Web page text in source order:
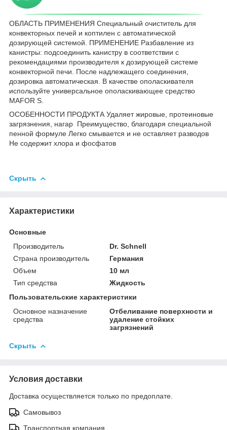
ОБЛАСТЬ ПРИМЕНЕНИЯ Специальный очиститель для
конвекторных печей и коптилен с автоматической
дозирующей системой. ПРИМЕНЕНИЕ Разбавление из
канистры: подсоединить канистру в соответствии с
рекомендациями производителя к дозирующей системе
конвекторной печи. После надлежащего соединения,
дозировка автоматическая. В качестве ополаскивателя
используйте универсальное ополаскивающее средство
MAFOR S.
ОСОБЕННОСТИ ПРОДУКТА Удаляет жировые, протеиновые
загрязнения, нагар Преимущество, благодаря специальной
пенной формуле Легко смывается и не оставляет разводов
Не содержит хлора и фосфатов
Скрыть
Характеристики
Основные
Производитель
Dr. Schnell
Страна производитель
Германия
Объем
10 мл
Тип средства
Жидкость
Пользовательские характеристики
Основное назначение
средства
Отбеливание поверхности и
удаление стойких
загрязнений
Скрыть
Условия доставки
Доставка осуществляется только по предоплате.
Самовывоз
Транспортная компания